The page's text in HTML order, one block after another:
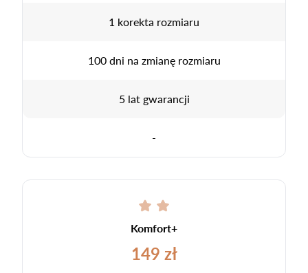
1 korekta rozmiaru
100 dni na zmianę rozmiaru
5 lat gwarancji
-
Komfort+
149 zł